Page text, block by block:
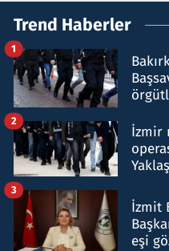
Trend Haberler
1
İzmir
2
İzmit
eşi
3